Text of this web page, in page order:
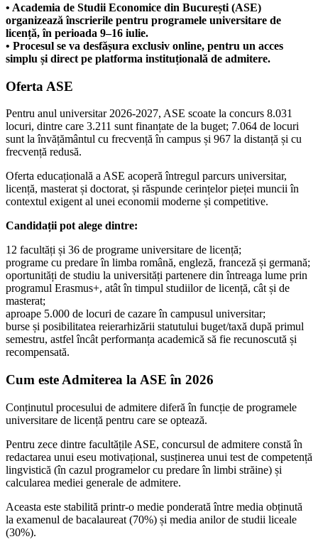
• Academia de Studii Economice din București (ASE)
organizează înscrierile pentru programele universitare de
licență, în perioada 9–16 iulie.
• Procesul se va desfășura exclusiv online, pentru un acces
simplu și direct pe platforma instituțională de admitere.
Oferta ASE
Pentru anul universitar 2026-2027, ASE scoate la concurs 8.031
locuri, dintre care 3.211 sunt finanțate de la buget; 7.064 de locuri
sunt la învățământul cu frecvență în campus și 967 la distanță și cu
frecvență redusă.
Oferta educațională a ASE acoperă întregul parcurs universitar,
licență, masterat și doctorat, și răspunde cerințelor pieței muncii în
contextul exigent al unei economii moderne și competitive.
Candidații pot alege dintre:
12 facultăți și 36 de programe universitare de licență;
programe cu predare în limba română, engleză, franceză și germană;
oportunități de studiu la universități partenere din întreaga lume prin
programul Erasmus+, atât în timpul studiilor de licență, cât și de
masterat;
aproape 5.000 de locuri de cazare în campusul universitar;
burse și posibilitatea reierarhizării statutului buget/taxă după primul
semestru, astfel încât performanța academică să fie recunoscută și
recompensată.
Cum este Admiterea la ASE în 2026
Conținutul procesului de admitere diferă în funcție de programele
universitare de licență pentru care se optează.
Pentru zece dintre facultățile ASE, concursul de admitere constă în
redactarea unui eseu motivațional, susținerea unui test de competență
lingvistică (în cazul programelor cu predare în limbi străine) și
calcularea mediei generale de admitere.
Aceasta este stabilită printr-o medie ponderată între media obținută
la examenul de bacalaureat (70%) și media anilor de studii liceale
(30%).